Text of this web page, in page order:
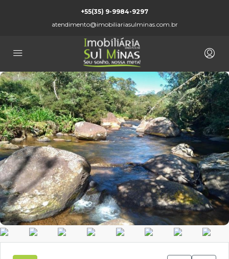
+55(35) 9-9984-9297
atendimento@imobiliariasulminas.com.br